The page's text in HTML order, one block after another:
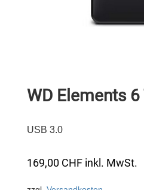
WD Elements 6
USB 3.0
169,00 CHF inkl. MwSt.